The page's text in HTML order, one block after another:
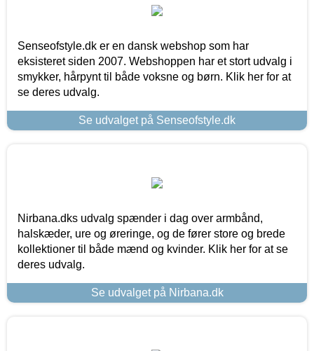
Senseofstyle.dk er en dansk webshop som har
eksisteret siden 2007. Webshoppen har et stort udvalg i
smykker, hårpynt til både voksne og børn. Klik her for at
se deres udvalg.
Se udvalget på Senseofstyle.dk
Nirbana.dks udvalg spænder i dag over armbånd,
halskæder, ure og øreringe, og de fører store og brede
kollektioner til både mænd og kvinder. Klik her for at se
deres udvalg.
Se udvalget på Nirbana.dk